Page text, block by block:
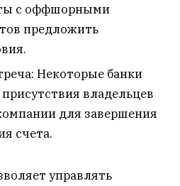
с оффшорными
предложить
Некоторые банки
владельцев
для завершения
счета.
управлять